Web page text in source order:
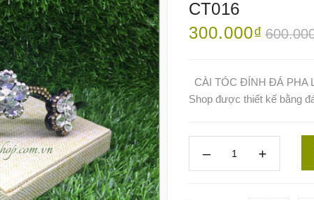
CT016
300.000₫
CÀI TÓC ĐÍNH ĐÁ PHA
Shop được thiết kế bằng